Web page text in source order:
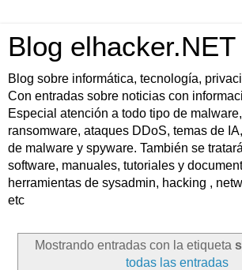
Blog elhacker.NET
Blog sobre informática, tecnología,
Con entradas sobre noticias con
Especial atención a todo tipo de
ransomware, ataques DDoS, temas de
de malware y spyware. También se
software, manuales, tutoriales y
herramientas de sysadmin, hacking ,
etc
Mostrando entradas con la etiqueta
todas las entradas